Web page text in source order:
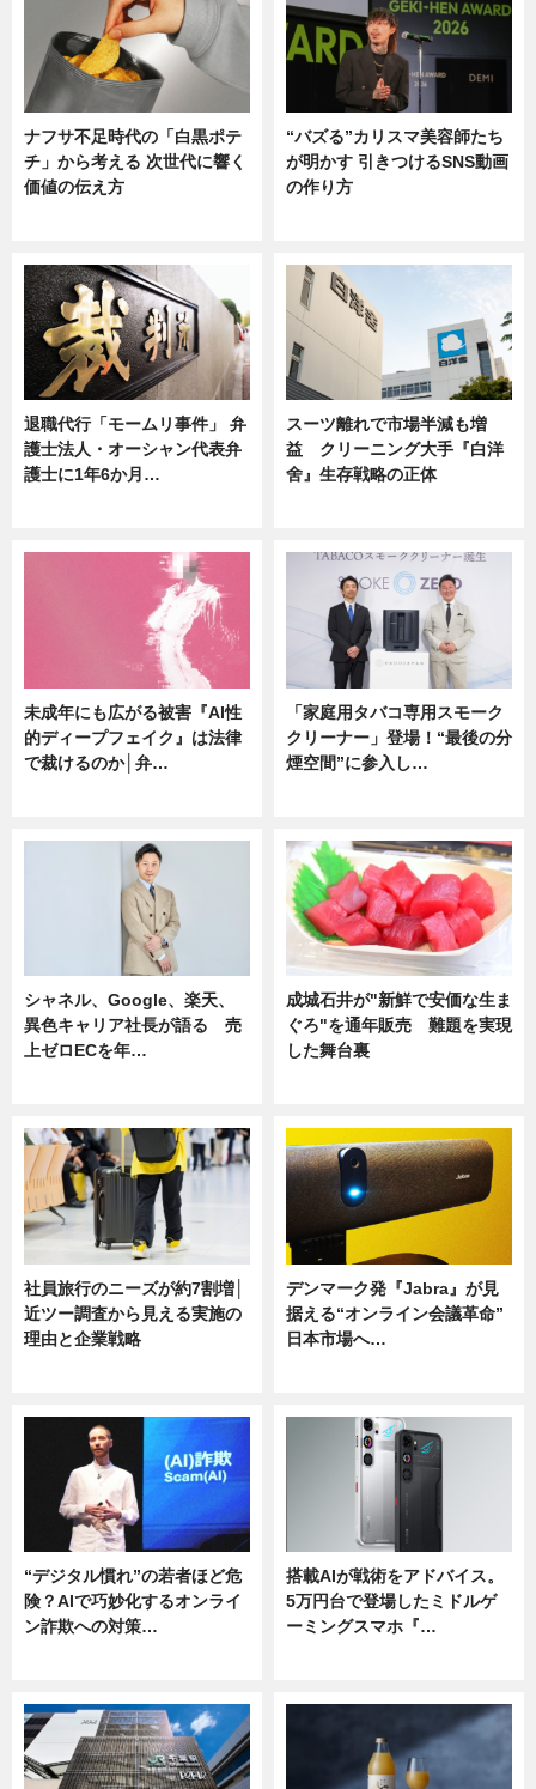
ナフサ不足時代の「白黒ポテ
チ」から考える 次世代に響く
価値の伝え方
“バズる”カリスマ美容師たち
が明かす 引きつけるSNS動画
の作り方
退職代行「モームリ事件」 弁
護士法人・オーシャン代表弁
護士に1年6か月…
スーツ離れで市場半減も増
益 クリーニング大手『白洋
舍』生存戦略の正体
未成年にも広がる被害『AI性
的ディープフェイク』は法律
で裁けるのか│弁…
「家庭用タバコ専用スモーク
クリーナー」登場！“最後の分
煙空間”に参入し…
シャネル、Google、楽天、
異色キャリア社長が語る 売
上ゼロECを年…
成城石井が"新鮮で安価な生ま
ぐろ"を通年販売 難題を実現
した舞台裏
社員旅行のニーズが約7割増│
近ツー調査から見える実施の
理由と企業戦略
デンマーク発『Jabra』が見
据える“オンライン会議革命”
日本市場へ…
“デジタル慣れ”の若者ほど危
険？AIで巧妙化するオンライ
ン詐欺への対策…
搭載AIが戦術をアドバイス。
5万円台で登場したミドルゲ
ーミングスマホ『…